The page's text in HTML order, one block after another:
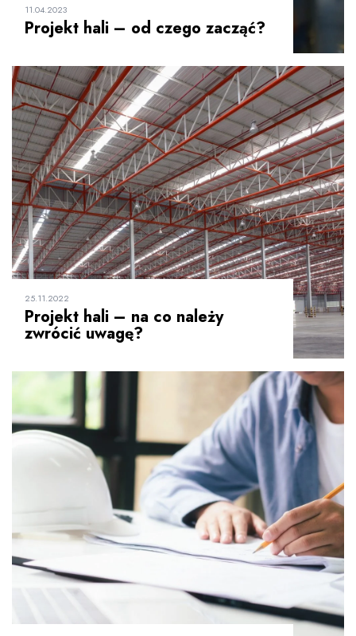
11.04.2023
Projekt hali – od czego zacząć?
25.11.2022
Projekt hali – na co należy
zwrócić uwagę?